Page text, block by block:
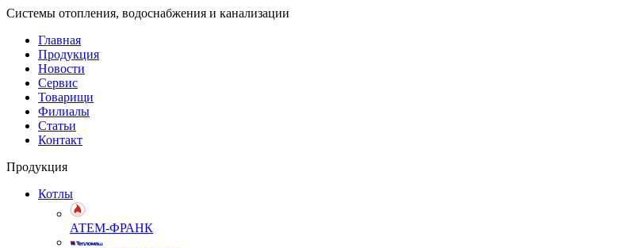
Системы отопления, водоснабжения и канализации
Главная
Продукция
Новости
Сервис
Товарищи
Филиалы
Статьи
Контакт
Продукция
Котлы
АТЕМ-ФРАНК